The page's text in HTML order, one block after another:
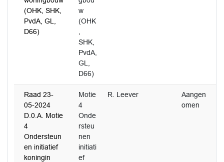
(OHK, SHK,
PvdA, GL,
D66)
w
(OHK
SHK,
PvdA,
GL,
D66)
Raad 23-
05-2024
D.0.A. Motie
4
Ondersteun
en initiatief
koningin
Motie
4
Onde
rsteu
nen
initiati
ef
R. Leever
Aangen
omen